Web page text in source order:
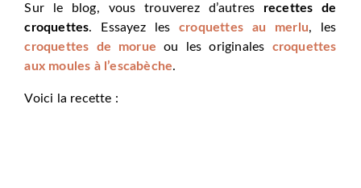
Sur le blog, vous trouverez d’autres recettes de
croquettes. Essayez les croquettes au merlu, les
croquettes de morue ou les originales croquettes
aux moules à l’escabèche.
Voici la recette :